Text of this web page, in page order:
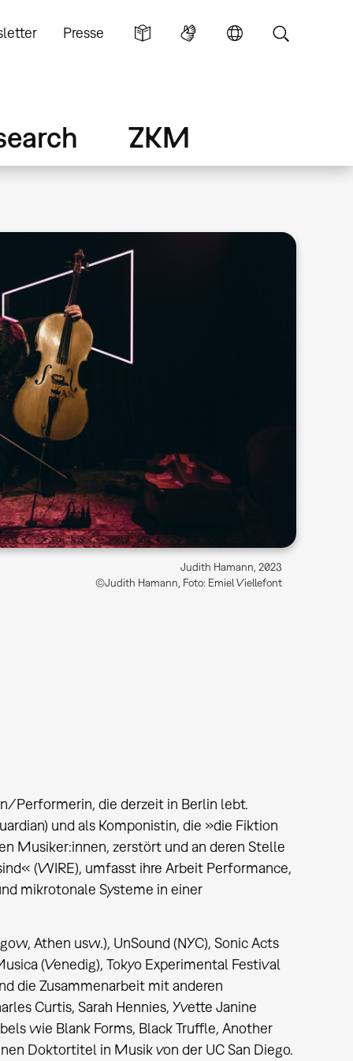
Presse
ZKM
Judith Hamann, 2023
©Judith Hamann, Foto: Emiel Viellefont
Performerin, die derzeit in Berlin lebt.
und als Komponistin, die »die Fiktion
Musiker:innen, zerstört und an deren Stelle
(WIRE), umfasst ihre Arbeit Performance,
mikrotonale Systeme in einer
Athen usw.), UnSound (NYC), Sonic Acts
(Venedig), Tokyo Experimental Festival
die Zusammenarbeit mit anderen
Curtis, Sarah Hennies, Yvette Janine
wie Blank Forms, Black Truffle, Another
Doktortitel in Musik von der UC San Diego.